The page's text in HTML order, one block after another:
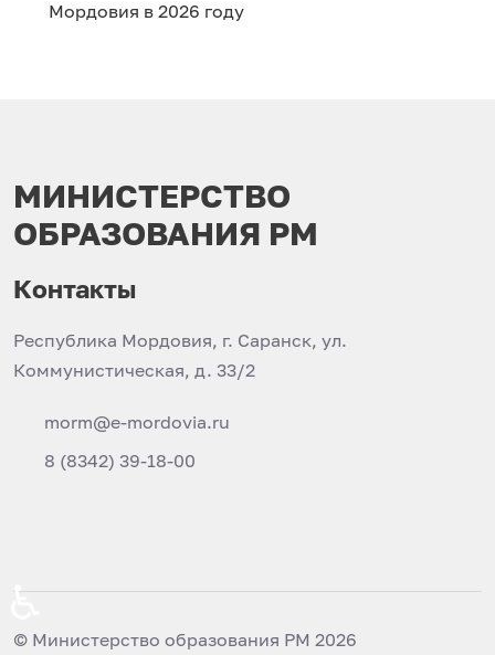
Мордовия в 2026 году
МИНИСТЕРСТВО
ОБРАЗОВАНИЯ РМ
Контакты
Республика Мордовия, г. Саранск, ул.
Коммунистическая, д. 33/2
morm@e-mordovia.ru
8 (8342) 39-18-00
© Министерство образования РМ 2026